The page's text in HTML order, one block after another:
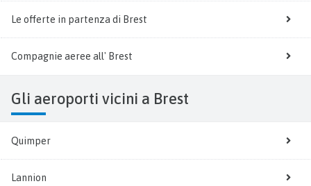
Le offerte in partenza di Brest
Compagnie aeree all' Brest
Gli aeroporti vicini a Brest
Quimper
Lannion